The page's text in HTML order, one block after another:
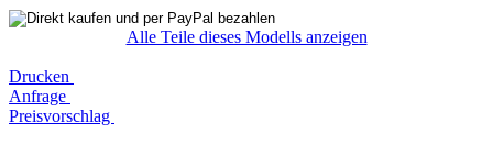
Alle Teile dieses Modells anzeigen
Drucken
Anfrage
Preisvorschlag